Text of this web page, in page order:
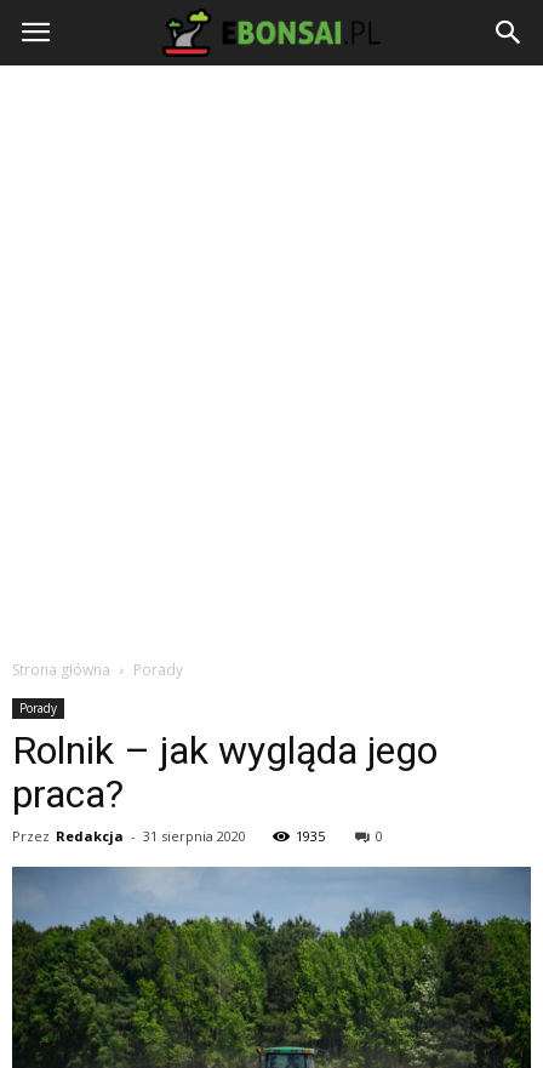
Strona główna Porady
Porady
Rolnik – jak wygląda jego
praca?
Przez Redakcja - 31 sierpnia 2020 1935 0